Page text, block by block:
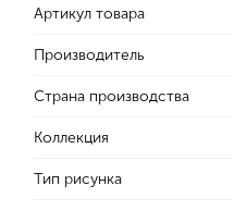
Артикул товара
Производитель
Страна производства
Коллекция
Тип рисунка